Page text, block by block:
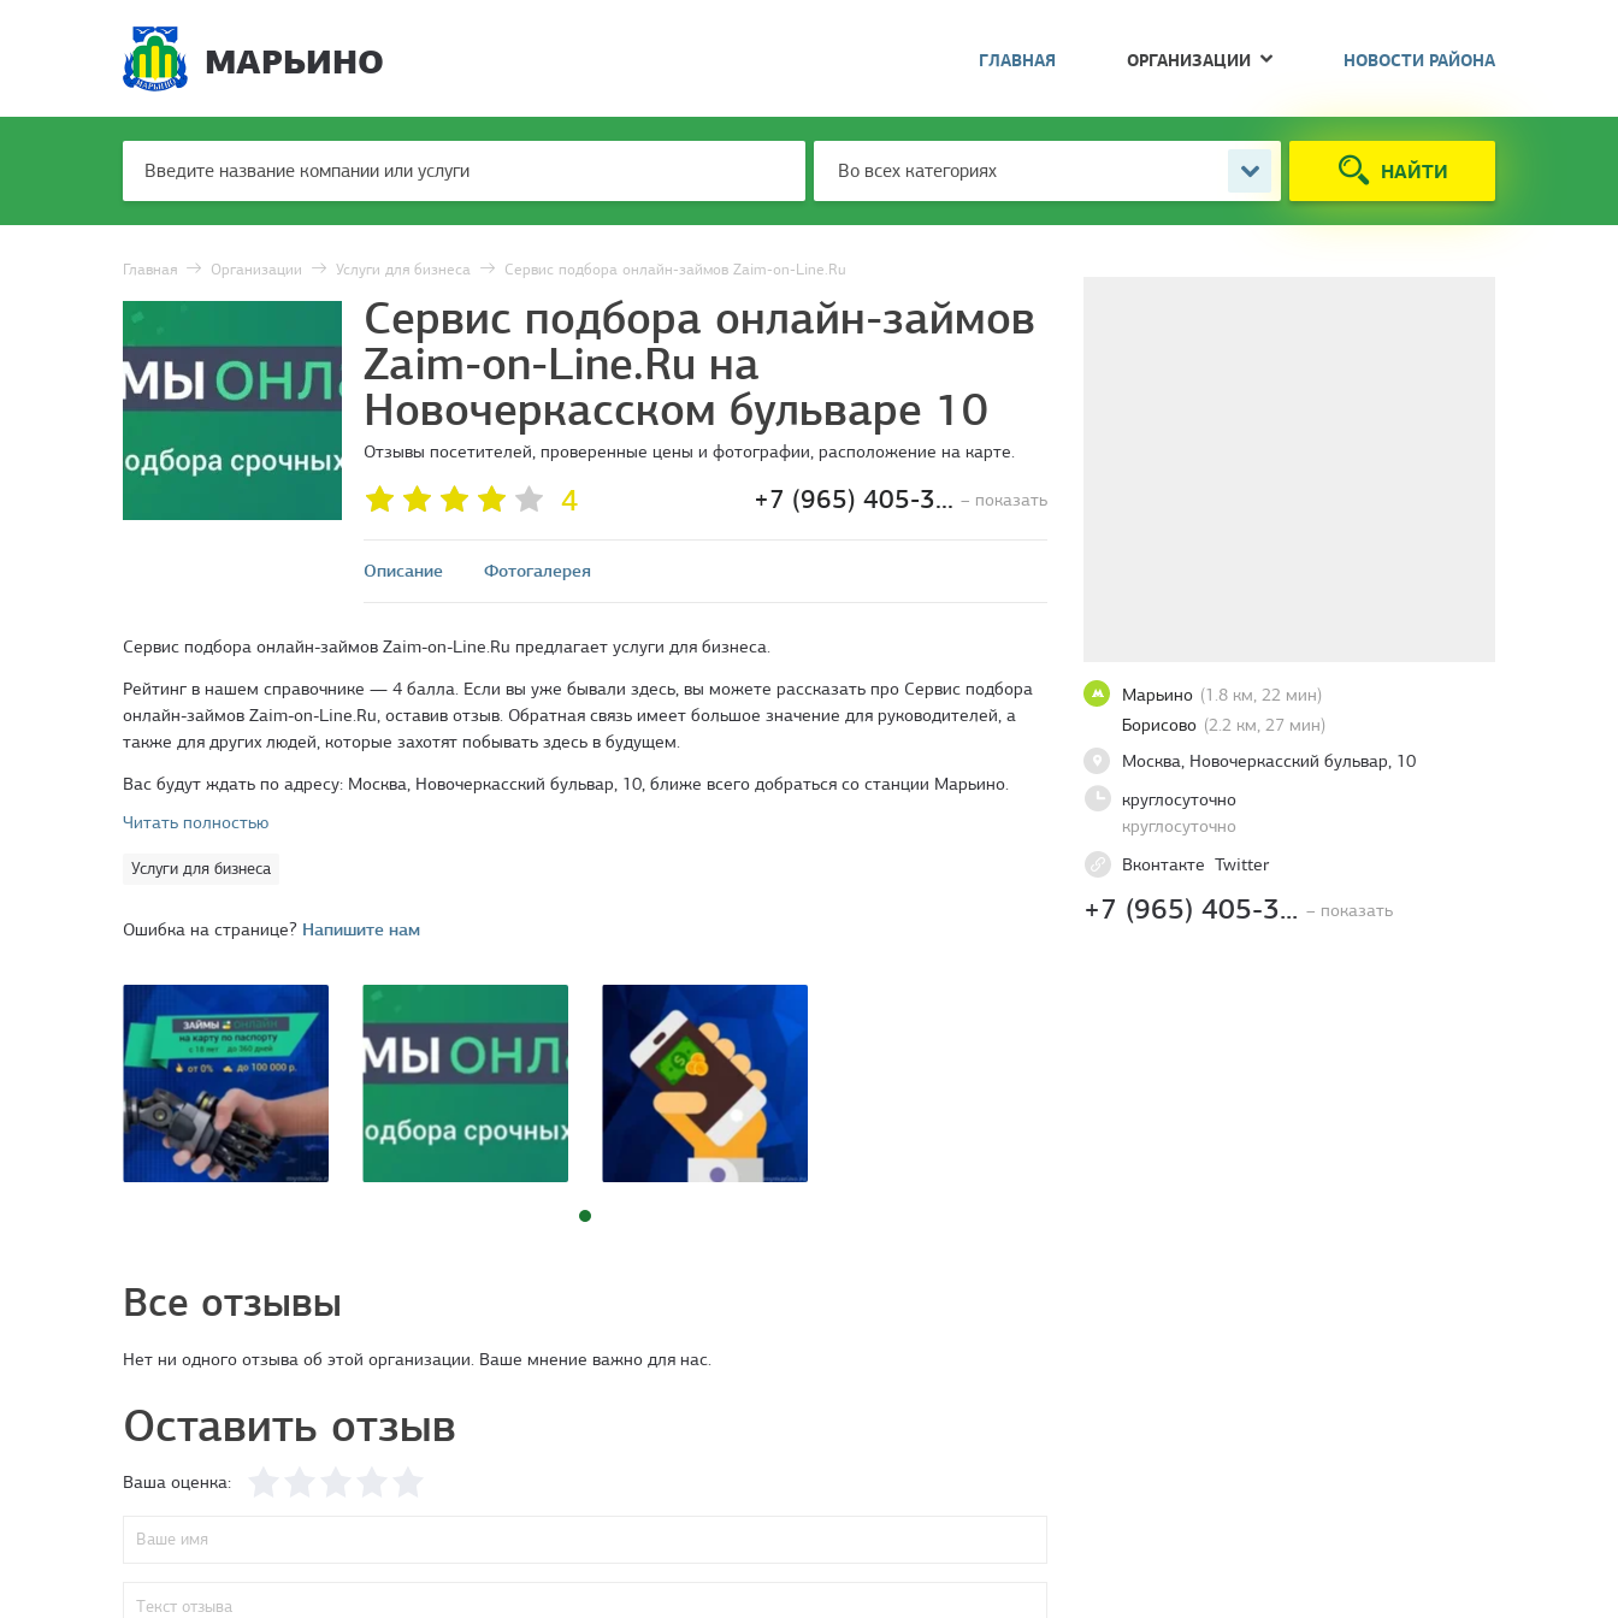
МАРЬИНО ГЛАВНАЯ ОРГАНИЗАЦИИ НОВОСТИ РАЙОНА
Во всех категориях НАЙТИ
Главная Организации Услуги для бизнеса Сервис подбора онлайн-займов Zaim-on-Line.Ru
Марьино (1.8 км, 22 мин)
Борисово (2.2 км, 27 мин)
Москва, Новочеркасский бульвар, 10
круглосуточно
круглосуточно
Вконтакте Twitter
+7 (965) 405-3... – показать
Сервис подбора онлайн-займов
Zaim-on-Line.Ru на
Новочеркасском бульваре 10
Отзывы посетителей, проверенные цены и фотографии, расположение на карте.
+7 (965) 405-3... – показать
4
Описание Фотогалерея
Сервис подбора онлайн-займов Zaim-on-Line.Ru предлагает услуги для бизнеса.
Рейтинг в нашем справочнике — 4 балла. Если вы уже бывали здесь, вы можете рассказать про Сервис подбора
онлайн-займов Zaim-on-Line.Ru, оставив отзыв. Обратная связь имеет большое значение для руководителей, а
также для других людей, которые захотят побывать здесь в будущем.
Вас будут ждать по адресу: Москва, Новочеркасский бульвар, 10, ближе всего добраться со станции Марьино.
Читать полностью
Услуги для бизнеса
Ошибка на странице? Напишите нам
Все отзывы
Нет ни одного отзыва об этой организации. Ваше мнение важно для нас.
Оставить отзыв
Ваша оценка: